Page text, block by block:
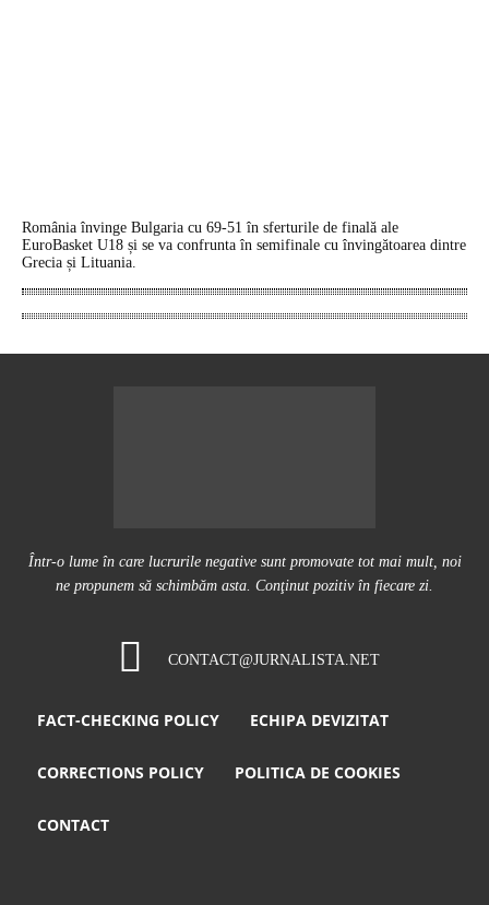
România învinge Bulgaria cu 69-51 în sferturile de finală ale
EuroBasket U18 și se va confrunta în semifinale cu învingătoarea dintre
Grecia și Lituania.
Într-o lume în care lucrurile negative sunt promovate tot mai mult, noi
ne propunem să schimbăm asta. Conţinut pozitiv în fiecare zi.
CONTACT@JURNALISTA.NET
FACT-CHECKING POLICY ECHIPA DEVIZITAT
CORRECTIONS POLICY POLITICA DE COOKIES
CONTACT